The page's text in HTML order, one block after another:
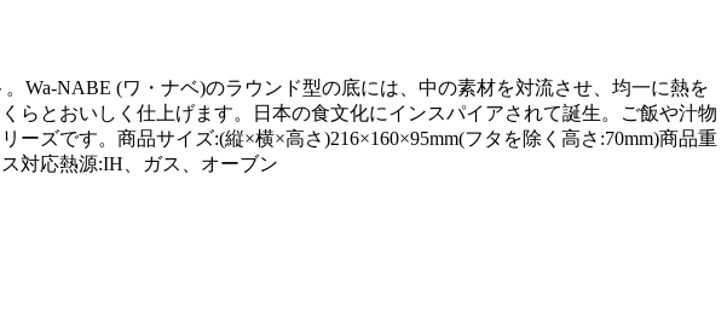
Wa-NABE (ワ・ナベ)のラウンド型の底には、中の素材を対流させ、均一に熱を
とおいしく仕上げます。日本の食文化にインスパイアされて誕生。ご飯や汁物
ズです。商品サイズ:(縦×横×高さ)216×160×95mm(フタを除く高さ:70mm)商品重
対応熱源:IH、ガス、オーブン